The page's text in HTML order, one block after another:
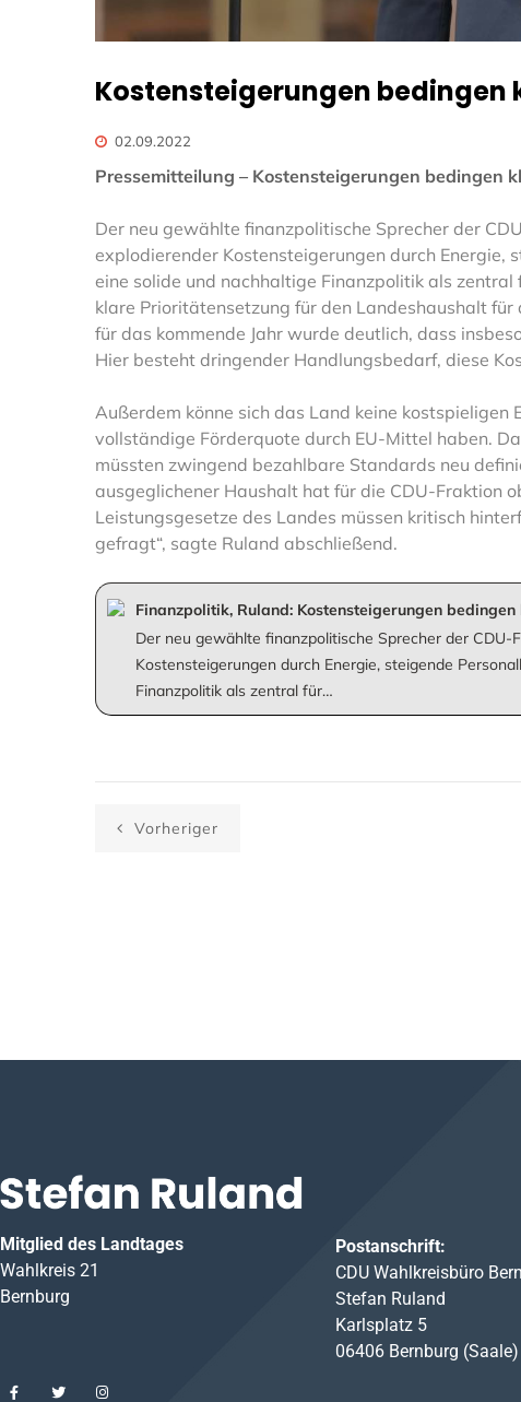
Kostensteigerungen bedingen
02.09.2022
Pressemitteilung – Kostensteigerungen bedingen
Der neu gewählte finanzpolitische Sprecher der
explodierender Kostensteigerungen durch Energie,
eine solide und nachhaltige Finanzpolitik als
klare Prioritätensetzung für den Landeshaushalt
für das kommende Jahr wurde deutlich, dass
Hier besteht dringender Handlungsbedarf, diese
Außerdem könne sich das Land keine
vollständige Förderquote durch EU-Mittel haben.
müssten zwingend bezahlbare Standards neu
ausgeglichener Haushalt hat für die CDU-Fraktion
Leistungsgesetze des Landes müssen kritisch
gefragt“, sagte Ruland abschließend.
Finanzpolitik, Ruland: Kostensteigerungen
Der neu gewählte finanzpolitische Sprecher der
Kostensteigerungen durch Energie, steigende
Finanzpolitik als zentral für…
Vorheriger
Mitglied des Landtages
Wahlkreis 21
Bernburg
Postanschrift:
CDU Wahlkreisbüro
Stefan Ruland
Karlsplatz 5
06406 Bernburg (Saale)